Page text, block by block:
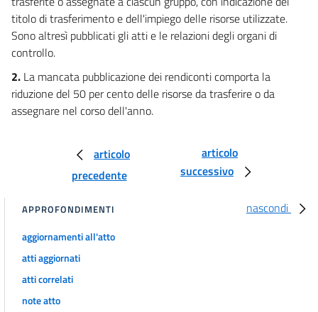
13
14
15
15 bis
15 ter
16
20
23
23 bis
titolo di trasferimento e dell'impiego delle risorse utilizzate.
Sono altresì pubblicati gli atti e le relazioni degli organi di
controllo.
2. La mancata pubblicazione dei rendiconti comporta la
riduzione del 50 per cento delle risorse da trasferire o da
assegnare nel corso dell'anno.
articolo
precedente
articolo
successivo
nascondi
APPROFONDIMENTI
aggiornamenti all'atto
atti aggiornati
atti correlati
note atto